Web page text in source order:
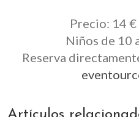
Precio: 14
Niños de 10
Reserva